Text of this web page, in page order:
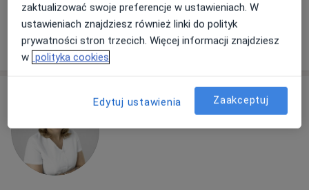
Poproś o wizytę
zaktualizować swoje preferencje w ustawieniach. W
ustawieniach znajdziesz również linki do polityk
prywatności stron trzecich. Więcej informacji znajdziesz
w polityka cookies
Edytuj ustawienia Zaakceptuj